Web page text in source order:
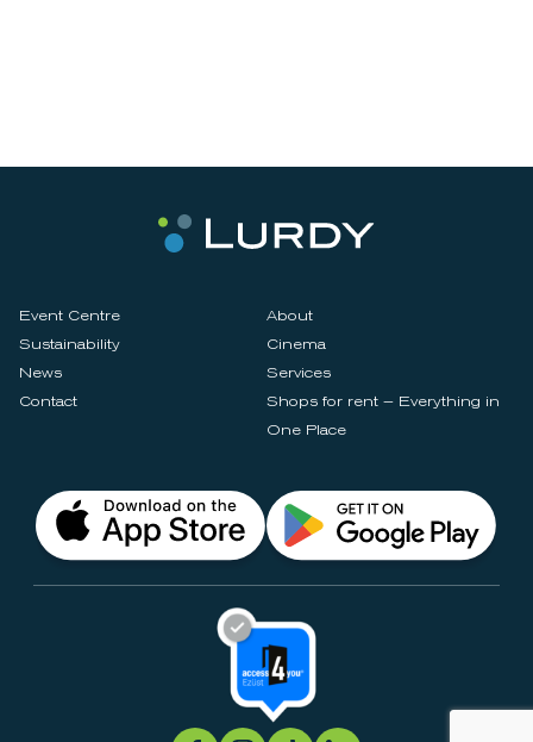
Event Centre
About
Sustainability
Cinema
News
Services
Contact
Shops for rent – Everything in
One Place